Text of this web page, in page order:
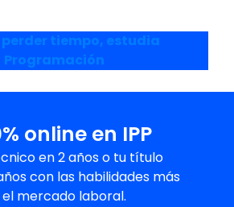
perder tiempo, estudia
Programación
online en IPP
en 2 años o tu título
con las habilidades más
mercado laboral.